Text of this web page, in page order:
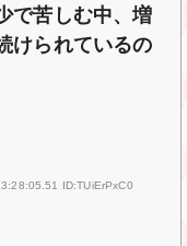
で苦しむ中、増
けられているの
ID:TUiErPxC0